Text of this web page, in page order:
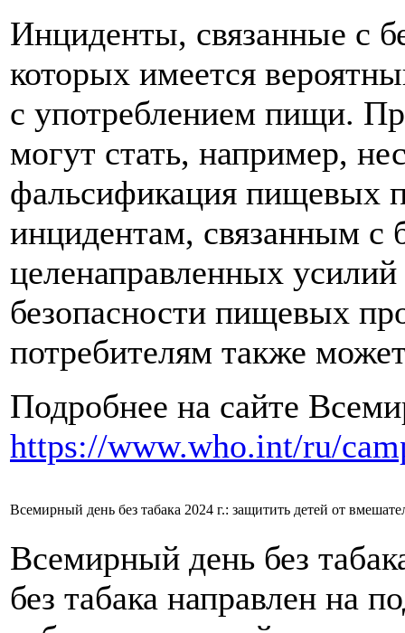
Инциденты, связанные с
которых имеется
с употреблением пищи.
могут стать, например,
фальсификация пищевых
инцидентам, связанным с
целенаправленных
безопасности пищевых
потребителям также
Подробнее на сайте
https://www.who.int/ru/
Всемирный день без табака 2024 г.: защитить детей от
Всемирный день без
без табака направлен на